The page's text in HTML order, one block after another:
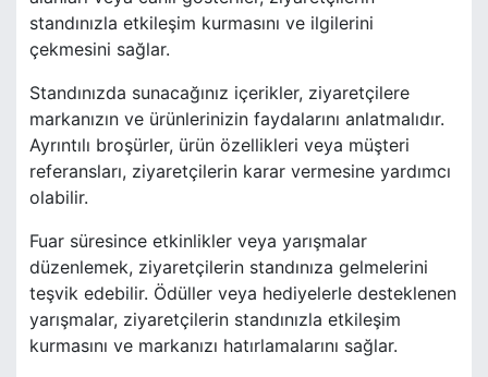
standınızla etkileşim kurmasını ve ilgilerini
çekmesini sağlar.
Standınızda sunacağınız içerikler, ziyaretçilere
markanızın ve ürünlerinizin faydalarını anlatmalıdır.
Ayrıntılı broşürler, ürün özellikleri veya müşteri
referansları, ziyaretçilerin karar vermesine yardımcı
olabilir.
Fuar süresince etkinlikler veya yarışmalar
düzenlemek, ziyaretçilerin standınıza gelmelerini
teşvik edebilir. Ödüller veya hediyelerle desteklenen
yarışmalar, ziyaretçilerin standınızla etkileşim
kurmasını ve markanızı hatırlamalarını sağlar.